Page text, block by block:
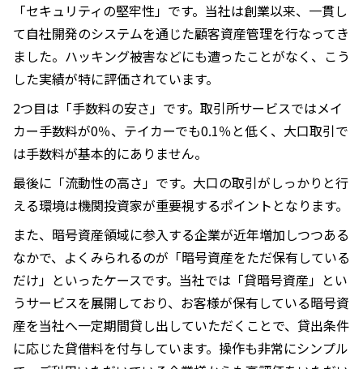
「セキュリティの堅牢性」です。当社は創業以来、一貫し
て自社開発のシステムを通じた顧客資産管理を行なってき
ました。ハッキング被害などにも遭ったことがなく、こう
した実績が特に評価されています。
2つ目は「手数料の安さ」です。取引所サービスではメイ
カー手数料が0％、テイカーでも0.1％と低く、大口取引で
は手数料が基本的にありません。
最後に「流動性の高さ」です。大口の取引がしっかりと行
える環境は機関投資家が重要視するポイントとなります。
また、暗号資産領域に参入する企業が近年増加しつつある
なかで、よくみられるのが「暗号資産をただ保有している
だけ」といったケースです。当社では「貸暗号資産」とい
うサービスを展開しており、お客様が保有している暗号資
産を当社へ一定期間貸し出していただくことで、貸出条件
に応じた貸借料を付与しています。操作も非常にシンプル